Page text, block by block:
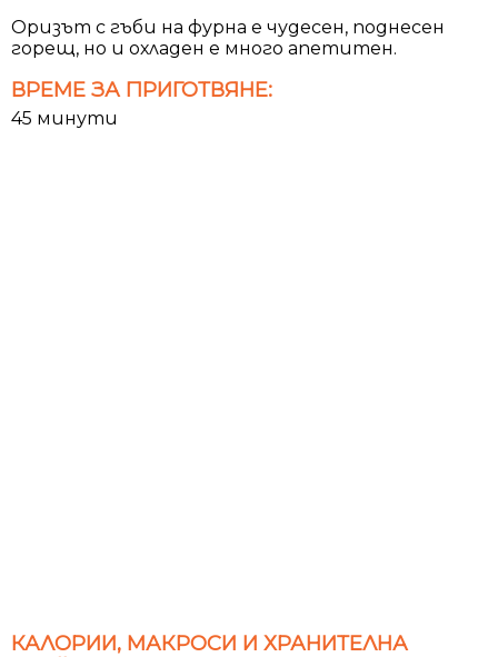
Оризът с гъби на фурна е чудесен, поднесен
горещ, но и охладен е много апетитен.
ВРЕМЕ ЗА ПРИГОТВЯНЕ:
45 минути
КАЛОРИИ, МАКРОСИ И ХРАНИТЕЛНА